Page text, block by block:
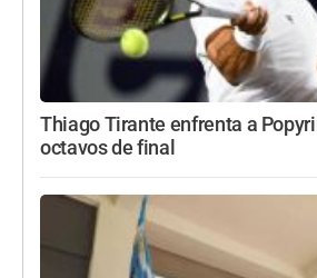
Thiago Tirante enfrenta a
octavos de final